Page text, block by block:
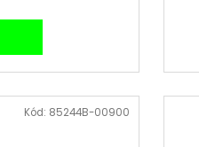
Kód: 85244B-00900